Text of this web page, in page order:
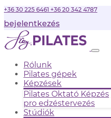
+36 30 225 6461 +36 20 342 4787
bejelentkezés
Rólunk
Pilates gépek
Képzések
Pilates Oktató Képzés
pro edzéstervezés
Stúdiók